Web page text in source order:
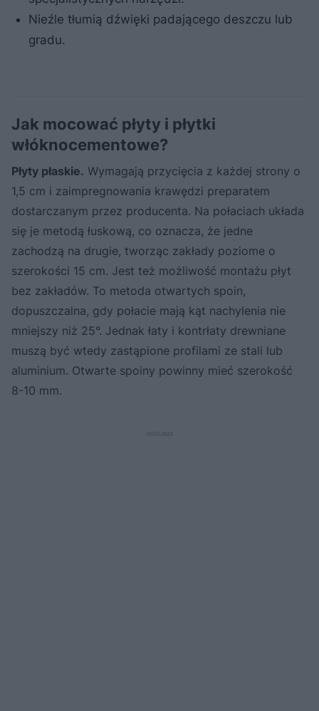
Nieźle tłumią dźwięki padającego deszczu lub
gradu.
Jak mocować płyty i płytki
włóknocementowe?
Płyty płaskie. Wymagają przycięcia z każdej strony o
1,5 cm i zaimpregnowania krawędzi preparatem
dostarczanym przez producenta. Na połaciach układa
się je metodą łuskową, co oznacza, że jedne
zachodzą na drugie, tworząc zakłady poziome o
szerokości 15 cm. Jest też możliwość montażu płyt
bez zakładów. To metoda otwartych spoin,
dopuszczalna, gdy połacie mają kąt nachylenia nie
mniejszy niż 25°. Jednak łaty i kontrłaty drewniane
muszą być wtedy zastąpione profilami ze stali lub
aluminium. Otwarte spoiny powinny mieć szerokość
8-10 mm.